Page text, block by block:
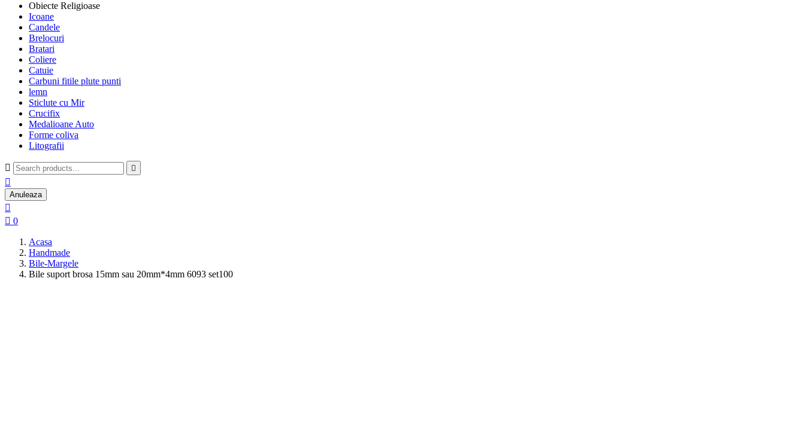
Obiecte Religioase
Icoane
Candele
Brelocuri
Bratari
Coliere
Catuie
Carbuni fitile plute punti
lemn
Sticlute cu Mir
Crucifix
Medalioane Auto
Forme coliva
Litografii
 

Anuleaza

 0
Acasa
Handmade
Bile-Margele
Bile suport brosa 15mm sau 20mm*4mm 6093 set100